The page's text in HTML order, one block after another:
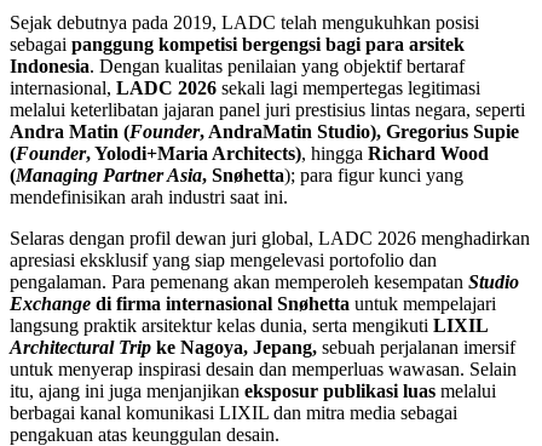
Sejak debutnya pada 2019, LADC telah mengukuhkan posisi
sebagai panggung kompetisi bergengsi bagi para arsitek
Indonesia. Dengan kualitas penilaian yang objektif bertaraf
internasional, LADC 2026 sekali lagi mempertegas legitimasi
melalui keterlibatan jajaran panel juri prestisius lintas negara, seperti
Andra Matin (Founder, AndraMatin Studio), Gregorius Supie
(Founder, Yolodi+Maria Architects), hingga Richard Wood
(Managing Partner Asia, Snøhetta); para figur kunci yang
mendefinisikan arah industri saat ini.
Selaras dengan profil dewan juri global, LADC 2026 menghadirkan
apresiasi eksklusif yang siap mengelevasi portofolio dan
pengalaman. Para pemenang akan memperoleh kesempatan Studio
Exchange di firma internasional Snøhetta untuk mempelajari
langsung praktik arsitektur kelas dunia, serta mengikuti LIXIL
Architectural Trip ke Nagoya, Jepang, sebuah perjalanan imersif
untuk menyerap inspirasi desain dan memperluas wawasan. Selain
itu, ajang ini juga menjanjikan eksposur publikasi luas melalui
berbagai kanal komunikasi LIXIL dan mitra media sebagai
pengakuan atas keunggulan desain.